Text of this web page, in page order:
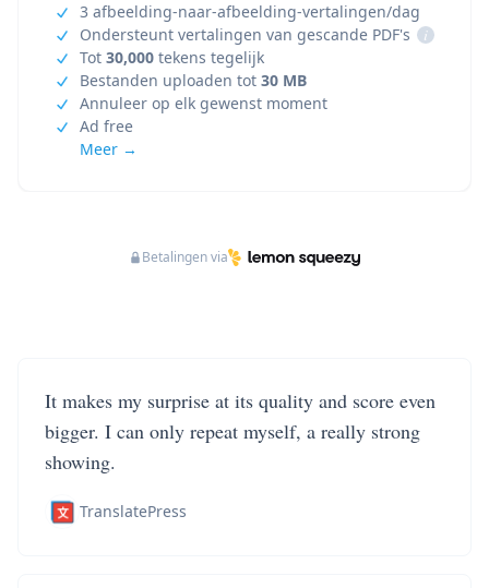
3 afbeelding-naar-afbeelding-vertalingen/dag
Ondersteunt vertalingen van gescande PDF's
i
Tot 30,000 tekens tegelijk
Bestanden uploaden tot 30 MB
Annuleer op elk gewenst moment
Ad free
Meer →
Betalingen via
It makes my surprise at its quality and score even
bigger. I can only repeat myself, a really strong
showing.
TranslatePress